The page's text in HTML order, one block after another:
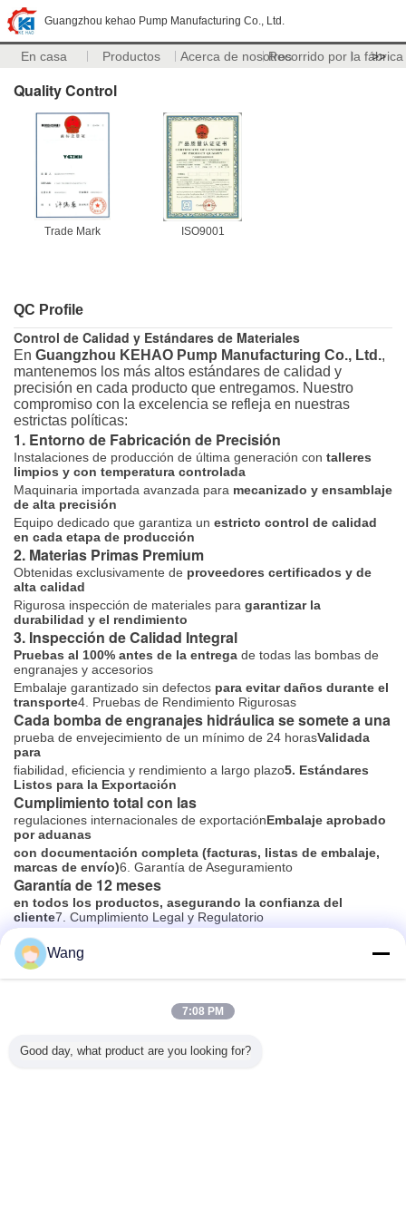
Guangzhou kehao Pump Manufacturing Co., Ltd.
En casa Productos Acerca de nosotrosRecorrido por la fábrica
>>
Quality Control
Trade Mark ISO9001
QC Profile
Control de Calidad y Estándares de Materiales
En Guangzhou KEHAO Pump Manufacturing Co., Ltd.,
mantenemos los más altos estándares de calidad y
precisión en cada producto que entregamos. Nuestro
compromiso con la excelencia se refleja en nuestras
estrictas políticas:
1. Entorno de Fabricación de Precisión
Instalaciones de producción de última generación con talleres
limpios y con temperatura controlada
Maquinaria importada avanzada para mecanizado y ensamblaje
de alta precisión
Equipo dedicado que garantiza un estricto control de calidad
en cada etapa de producción
2. Materias Primas Premium
Obtenidas exclusivamente de proveedores certificados y de
alta calidad
Rigurosa inspección de materiales para garantizar la
durabilidad y el rendimiento
3. Inspección de Calidad Integral
Pruebas al 100% antes de la entrega de todas las bombas de
engranajes y accesorios
Embalaje garantizado sin defectos para evitar daños durante el
transporte4. Pruebas de Rendimiento Rigurosas
Cada bomba de engranajes hidráulica se somete a una
prueba de envejecimiento de un mínimo de 24 horasValidada
para
fiabilidad, eficiencia y rendimiento a largo plazo5. Estándares
Listos para la Exportación
Cumplimiento total con las
regulaciones internacionales de exportaciónEmbalaje aprobado
por aduanas
con documentación completa (facturas, listas de embalaje,
marcas de envío)6. Garantía de Aseguramiento
Garantía de 12 meses
en todos los productos, asegurando la confianza del
cliente7. Cumplimiento Legal y Regulatorio
Estricto cumplimiento de las
leyes y estándares de seguridad de la industria de la República
Popular China
"La calidad no es solo un proceso, es nuestra base.
aseguramos que cada producto hidráulico Kehao
Wang
7:08 PM
Good day, what product are you looking for?